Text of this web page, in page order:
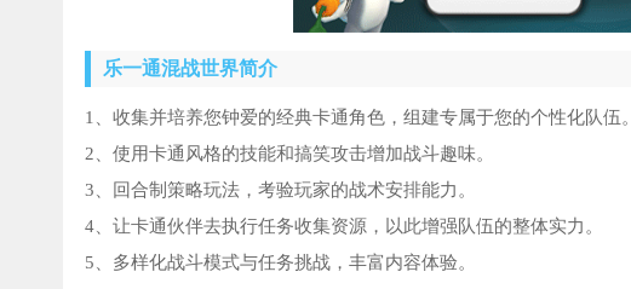
乐一通混战世界简介
1、收集并培养您钟爱的经典卡通角色，组建专属于您的个性化队伍。
2、使用卡通风格的技能和搞笑攻击增加战斗趣味。
3、回合制策略玩法，考验玩家的战术安排能力。
4、让卡通伙伴去执行任务收集资源，以此增强队伍的整体实力。
5、多样化战斗模式与任务挑战，丰富内容体验。